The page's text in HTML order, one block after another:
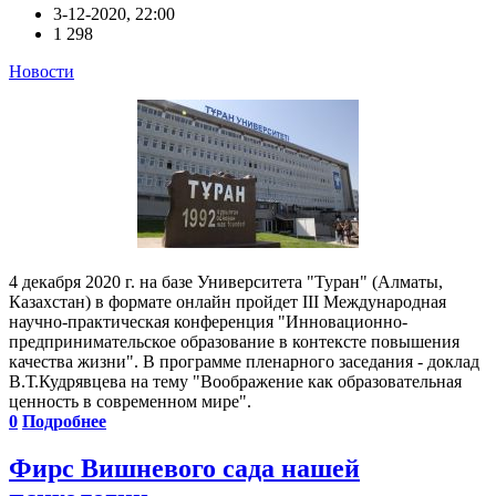
3-12-2020, 22:00
1 298
Новости
4 декабря 2020 г. на базе Университета "Туран" (Алматы,
Казахстан) в формате онлайн пройдет III Международная
научно-практическая конференция "Инновационно-
предпринимательское образование в контексте повышения
качества жизни". В программе пленарного заседания - доклад
В.Т.Кудрявцева на тему "Воображение как образовательная
ценность в современном мире".
0 Подробнее
Фирс Вишневого сада нашей